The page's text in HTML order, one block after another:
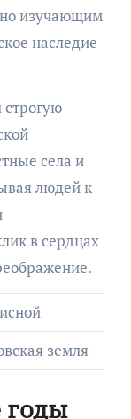
изучающим
наследие
села и
людей к
в сердцах
земля
годы